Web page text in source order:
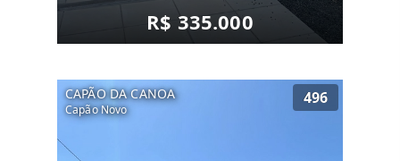
R$ 335.000
CAPÃO DA CANOA
Capão Novo
496